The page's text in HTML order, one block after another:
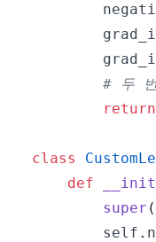
# 두
return
class
def
super (
        self
.